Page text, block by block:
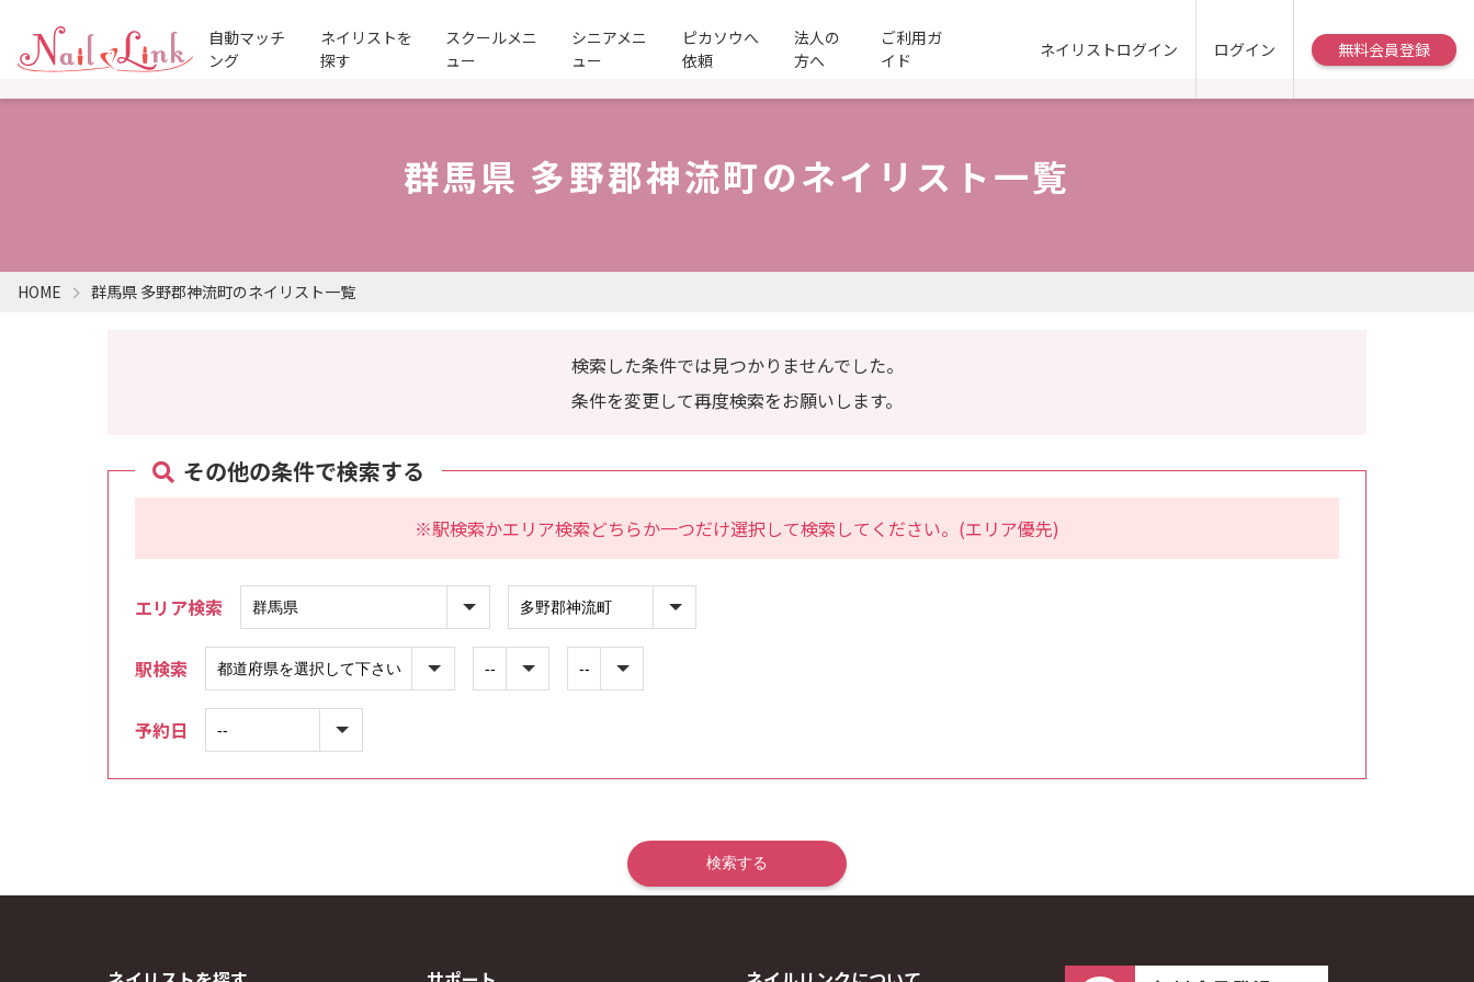
自動マッチ
ング
ネイリストを
探す
スクールメニ
ュー
シニアメニ
ュー
ピカソウへ
依頼
法人の
方へ
ご利用ガ
イド
ネイリストログイン ログイン 無料会員登録
群馬県 多野郡神流町のネイリスト一覧
HOME 群馬県 多野郡神流町のネイリスト一覧
検索した条件では見つかりませんでした。
条件を変更して再度検索をお願いします。
その他の条件で検索する
※駅検索かエリア検索どちらか一つだけ選択して検索してください。(エリア優先)
エリア検索
駅検索
予約日